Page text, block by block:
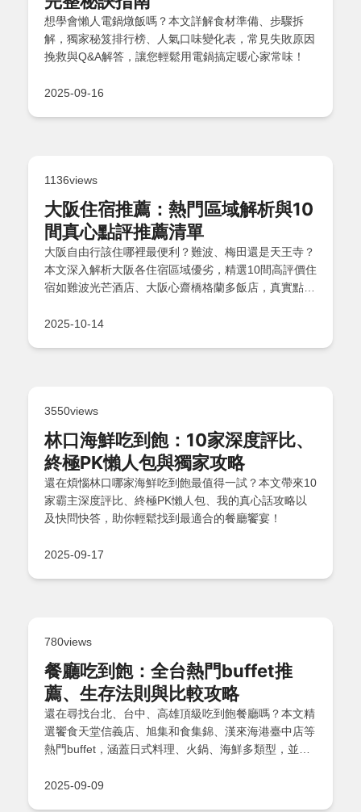
想學會懶人電鍋燉飯嗎？本文詳解食材準備、步驟拆
解，獨家秘笈排行榜、人氣口味變化表，常見失敗原因
挽救與Q&A解答，讓您輕鬆用電鍋搞定暖心家常味！
2025-09-16
1136views
大阪住宿推薦：熱門區域解析與10
間真心點評推薦清單
大阪自由行該住哪裡最便利？難波、梅田還是天王寺？
本文深入解析大阪各住宿區域優劣，精選10間高評價住
宿如難波光芒酒店、大阪心齋橋格蘭多飯店，真實點評
QA，幫助你輕鬆規劃完美旅程！
2025-10-14
3550views
林口海鮮吃到飽：10家深度評比、
終極PK懶人包與獨家攻略
還在煩惱林口哪家海鮮吃到飽最值得一試？本文帶來10
家霸主深度評比、終極PK懶人包、我的真心話攻略以
及快問快答，助你輕鬆找到最適合的餐廳饗宴！
2025-09-17
780views
餐廳吃到飽：全台熱門buffet推
薦、生存法則與比較攻略
還在尋找台北、台中、高雄頂級吃到飽餐廳嗎？本文精
選饗食天堂信義店、旭集和食集錦、漢來海港臺中店等
熱門buffet，涵蓋日式料理、火鍋、海鮮多類型，並分
完美吃到飽真命天子，常見問答一次解答所有疑惑！
2025-09-09